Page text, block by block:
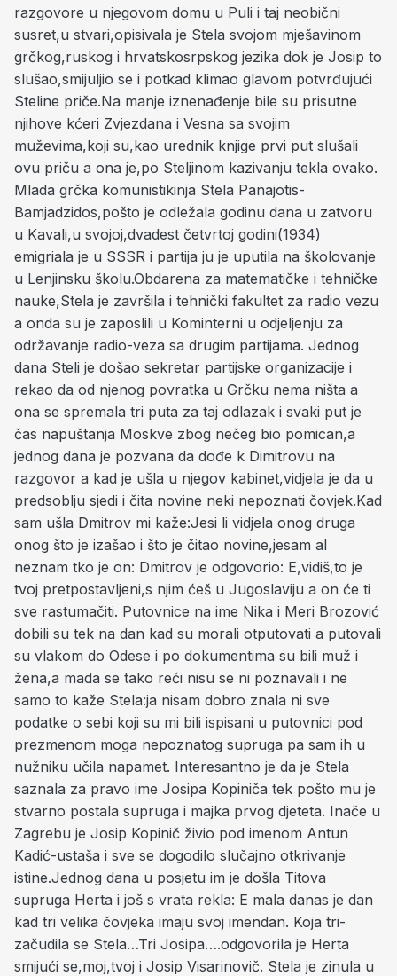
razgovore u njegovom domu u Puli i taj neobični
susret,u stvari,opisivala je Stela svojom mješavinom
grčkog,ruskog i hrvatskosrpskog jezika dok je Josip to
slušao,smijuljio se i potkad klimao glavom potvrđujući
Steline priče.Na manje iznenađenje bile su prisutne
njihove kćeri Zvjezdana i Vesna sa svojim
muževima,koji su,kao urednik knjige prvi put slušali
ovu priču a ona je,po Steljinom kazivanju tekla ovako.
Mlada grčka komunistikinja Stela Panajotis-
Bamjadzidos,pošto je odležala godinu dana u zatvoru
u Kavali,u svojoj,dvadest četvrtoj godini(1934)
emigriala je u SSSR i partija ju je uputila na školovanje
u Lenjinsku školu.Obdarena za matematičke i tehničke
nauke,Stela je završila i tehnički fakultet za radio vezu
a onda su je zaposlili u Kominterni u odjeljenju za
održavanje radio-veza sa drugim partijama. Jednog
dana Steli je došao sekretar partijske organizacije i
rekao da od njenog povratka u Grčku nema ništa a
ona se spremala tri puta za taj odlazak i svaki put je
čas napuštanja Moskve zbog nečeg bio pomican,a
jednog dana je pozvana da dođe k Dimitrovu na
razgovor a kad je ušla u njegov kabinet,vidjela je da u
predsoblju sjedi i čita novine neki nepoznati čovjek.Kad
sam ušla Dmitrov mi kaže:Jesi li vidjela onog druga
onog što je izašao i što je čitao novine,jesam al
neznam tko je on: Dmitrov je odgovorio: E,vidiš,to je
tvoj pretpostavljeni,s njim ćeš u Jugoslaviju a on će ti
sve rastumačiti. Putovnice na ime Nika i Meri Brozović
dobili su tek na dan kad su morali otputovati a putovali
su vlakom do Odese i po dokumentima su bili muž i
žena,a mada se tako reći nisu se ni poznavali i ne
samo to kaže Stela:ja nisam dobro znala ni sve
podatke o sebi koji su mi bili ispisani u putovnici pod
prezmenom moga nepoznatog supruga pa sam ih u
nužniku učila napamet. Interesantno je da je Stela
saznala za pravo ime Josipa Kopiniča tek pošto mu je
stvarno postala supruga i majka prvog djeteta. Inače u
Zagrebu je Josip Kopinič živio pod imenom Antun
Kadić-ustaša i sve se dogodilo slučajno otkrivanje
istine.Jednog dana u posjetu im je došla Titova
supruga Herta i još s vrata rekla: E mala danas je dan
kad tri velika čovjeka imaju svoj imendan. Koja tri-
začudila se Stela…Tri Josipa….odgovorila je Herta
smijući se,moj,tvoj i Josip Visarinovič. Stela je zinula u